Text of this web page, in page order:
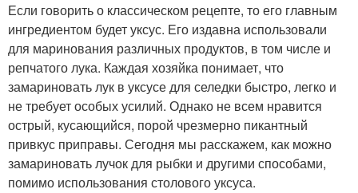
Если говорить о классическом рецепте, то его главным
ингредиентом будет уксус. Его издавна использовали
для маринования различных продуктов, в том числе и
репчатого лука. Каждая хозяйка понимает, что
замариновать лук в уксусе для селедки быстро, легко и
не требует особых усилий. Однако не всем нравится
острый, кусающийся, порой чрезмерно пикантный
привкус приправы. Сегодня мы расскажем, как можно
замариновать лучок для рыбки и другими способами,
помимо использования столового уксуса.